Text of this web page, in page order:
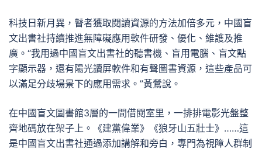
科技日新月異，瞽者獲取閱讀資源的方法加倍多元，中國盲
文出書社持續推進無障礙應用軟件研發、優化、維護及推
廣。“我用過中國盲文出書社的聽書機、盲用電腦、盲文點
字顯示器，還有陽光讀屏軟件和有聲圖書資源，這些產品可
以滿足分歧場景下的應用需求。”黃鶯說。
在中國盲文圖書館3層的一間借閱室里，一排排電影光盤整
齊地碼放在架子上。《建黨偉業》《狼牙山五壯士》……這
是中國盲文出書社通過添加講解和旁白，專門為視障人群制